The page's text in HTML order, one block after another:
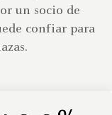
un socio de
confiar para